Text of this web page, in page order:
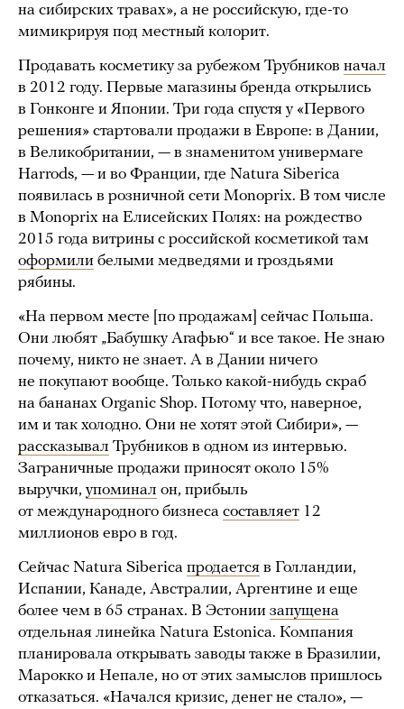
на сибирских травах», а не российскую, где-то
мимикрируя под местный колорит.
Продавать косметику за рубежом Трубников начал
в 2012 году. Первые магазины бренда открылись
в Гонконге и Японии. Три года спустя у «Первого
решения» стартовали продажи в Европе: в Дании,
в Великобритании, — в знаменитом универмаге
Harrods, — и во Франции, где Natura Siberica
появилась в розничной сети Monoprix. В том числе
в Monoprix на Елисейских Полях: на рождество
2015 года витрины с российской косметикой там
оформили белыми медведями и гроздьями
рябины.
«На первом месте [по продажам] сейчас Польша.
Они любят „Бабушку Агафью“ и все такое. Не знаю
почему, никто не знает. А в Дании ничего
не покупают вообще. Только какой-нибудь скраб
на бананах Organic Shop. Потому что, наверное,
им и так холодно. Они не хотят этой Сибири», —
рассказывал Трубников в одном из интервью.
Заграничные продажи приносят около 15%
выручки, упоминал он, прибыль
от международного бизнеса составляет 12
миллионов евро в год.
Сейчас Natura Siberica продается в Голландии,
Испании, Канаде, Австралии, Аргентине и еще
более чем в 65 странах. В Эстонии запущена
отдельная линейка Natura Estonica. Компания
планировала открывать заводы также в Бразилии,
Марокко и Непале, но от этих замыслов пришлось
отказаться. «Начался кризис, денег не стало», —